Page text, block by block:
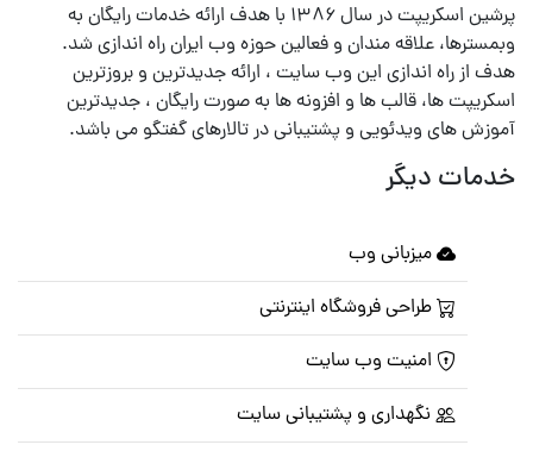
پرشین اسکریپت در سال ۱۳۸۶ با هدف ارائه خدمات رایگان به
وبمسترها، علاقه مندان و فعالین حوزه وب ایران راه اندازی شد.
هدف از راه اندازی این وب سایت ، ارائه جدیدترین و بروزترین
اسکریپت ها، قالب ها و افزونه ها به صورت رایگان ، جدیدترین
آموزش های ویدئویی و پشتیبانی در تالارهای گفتگو می باشد.
خدمات دیگر
میزبانی وب
طراحی فروشگاه اینترنتی
امنیت وب سایت
نگهداری و پشتیبانی سایت